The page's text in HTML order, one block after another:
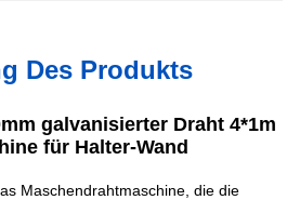
Des Produkts
galvanisierter Draht 4*1m
für Halter-Wand
Maschendrahtmaschine, die die